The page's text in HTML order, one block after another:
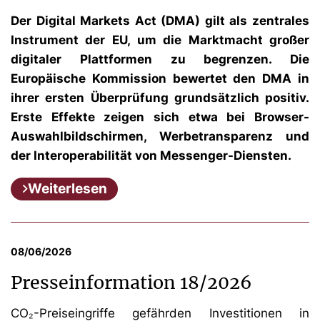
Der Digital Markets Act (DMA) gilt als zentrales
Instrument der EU, um die Marktmacht großer
digitaler Plattformen zu begrenzen. Die
Europäische Kommission bewertet den DMA in
ihrer ersten Überprüfung grundsätzlich positiv.
Erste Effekte zeigen sich etwa bei Browser-
Auswahlbildschirmen, Werbetransparenz und
der Interoperabilität von Messenger-Diensten.
Weiterlesen
08/06/2026
Presseinformation 18/2026
CO₂-Preiseingriffe gefährden Investitionen in